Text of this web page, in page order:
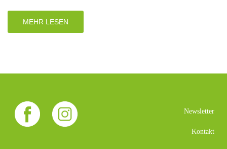
MEHR LESEN
Newsletter
Kontakt